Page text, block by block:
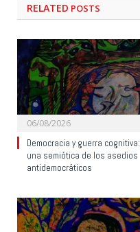
RELATED POSTS
06/08/2026
Democracia y guerra cognitiva:
una semiótica de los asedios
antidemocráticos